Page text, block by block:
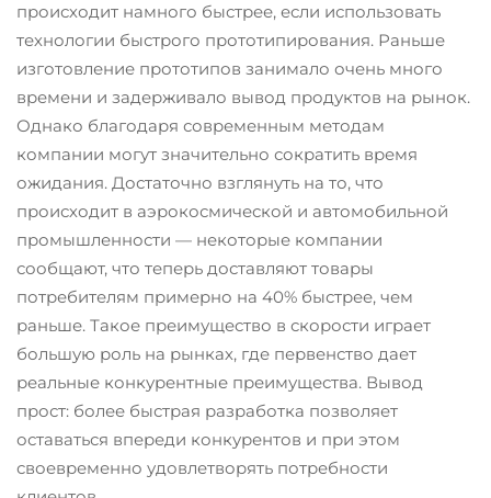
происходит намного быстрее, если использовать
технологии быстрого прототипирования. Раньше
изготовление прототипов занимало очень много
времени и задерживало вывод продуктов на рынок.
Однако благодаря современным методам
компании могут значительно сократить время
ожидания. Достаточно взглянуть на то, что
происходит в аэрокосмической и автомобильной
промышленности — некоторые компании
сообщают, что теперь доставляют товары
потребителям примерно на 40% быстрее, чем
раньше. Такое преимущество в скорости играет
большую роль на рынках, где первенство дает
реальные конкурентные преимущества. Вывод
прост: более быстрая разработка позволяет
оставаться впереди конкурентов и при этом
своевременно удовлетворять потребности